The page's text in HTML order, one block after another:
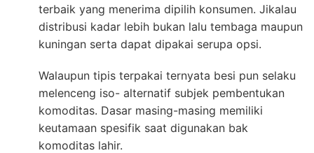
terbaik yang menerima dipilih konsumen. Jikalau
distribusi kadar lebih bukan lalu tembaga maupun
kuningan serta dapat dipakai serupa opsi.
Walaupun tipis terpakai ternyata besi pun selaku
melenceng iso- alternatif subjek pembentukan
komoditas. Dasar masing-masing memiliki
keutamaan spesifik saat digunakan bak
komoditas lahir.